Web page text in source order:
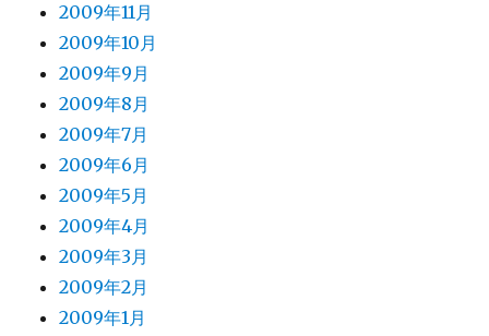
2009年11月
2009年10月
2009年9月
2009年8月
2009年7月
2009年6月
2009年5月
2009年4月
2009年3月
2009年2月
2009年1月